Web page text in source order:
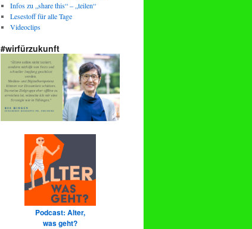
Infos zu „share this“ – „teilen“
Lesestoff für alle Tage
Videoclips
#wirfürzukunft
Podcast: Alter,
was geht?